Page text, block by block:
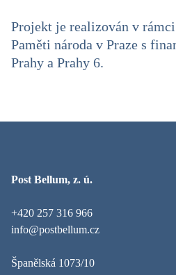
Projekt je realizován v
Paměti národa v Praze s
Prahy a Prahy 6.
Post Bellum, z. ú.
+420 257 316 966
info@postbellum.cz
Španělská 1073/10